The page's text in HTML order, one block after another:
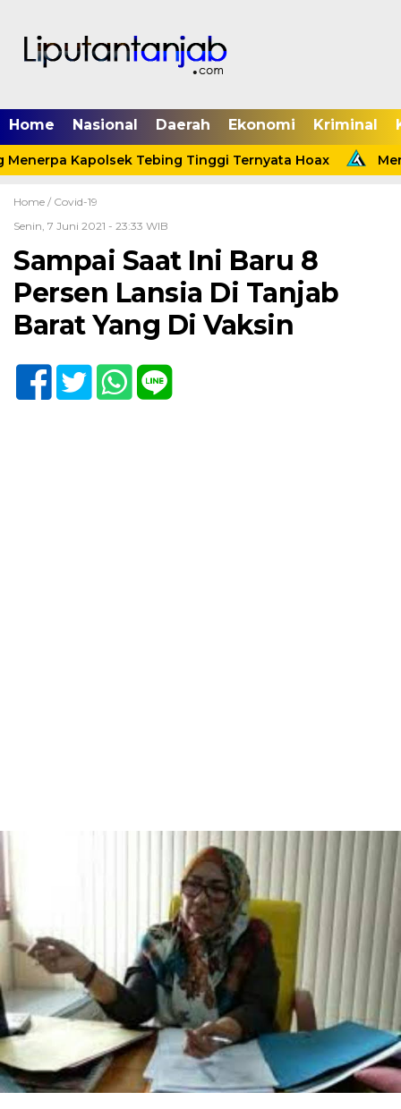
Home Nasional Daerah Ekonomi Kriminal
Kapolsek Tebing Tinggi Ternyata Hoax
Home / Covid-19
Senin, 7 Juni 2021 - 23:33 WIB
Sampai Saat Ini Baru 8
Persen Lansia Di Tanjab
Barat Yang Di Vaksin